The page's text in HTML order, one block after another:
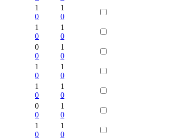
1
0
1
0
1
0
1
0
0
0
1
0
1
0
1
0
1
0
1
0
0
0
1
0
1
0
1
0